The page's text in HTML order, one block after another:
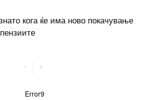
кога ќе има ново покачување
Error9